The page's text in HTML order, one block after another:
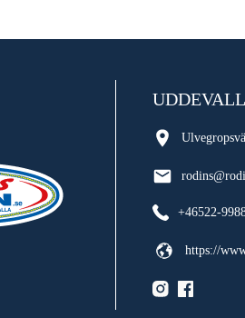
+46522-
https://